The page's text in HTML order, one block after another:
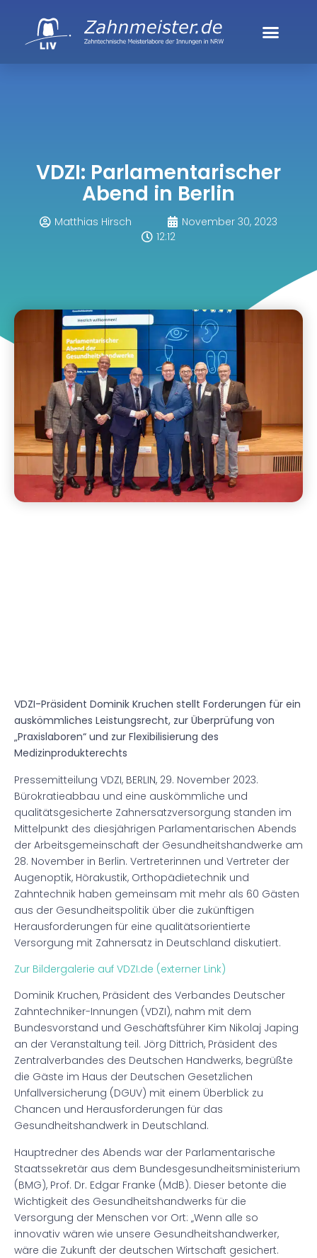
VDZI: Parlamentarischer
Abend in Berlin
Matthias Hirsch
November 30, 2023
12:12
VDZI-Präsident Dominik Kruchen stellt Forderungen für ein
auskömmliches Leistungsrecht, zur Überprüfung von
„Praxislaboren“ und zur Flexibilisierung des
Medizinprodukterechts
Pressemitteilung VDZI, BERLIN, 29. November 2023.
Bürokratieabbau und eine auskömmliche und
qualitätsgesicherte Zahnersatzversorgung standen im
Mittelpunkt des diesjährigen Parlamentarischen Abends
der Arbeitsgemeinschaft der Gesundheitshandwerke am
28. November in Berlin. Vertreterinnen und Vertreter der
Augenoptik, Hörakustik, Orthopädietechnik und
Zahntechnik haben gemeinsam mit mehr als 60 Gästen
aus der Gesundheitspolitik über die zukünftigen
Herausforderungen für eine qualitätsorientierte
Versorgung mit Zahnersatz in Deutschland diskutiert.
Zur Bildergalerie auf VDZI.de (externer Link)
Dominik Kruchen, Präsident des Verbandes Deutscher
Zahntechniker-Innungen (VDZI), nahm mit dem
Bundesvorstand und Geschäftsführer Kim Nikolaj Japing
an der Veranstaltung teil. Jörg Dittrich, Präsident des
Zentralverbandes des Deutschen Handwerks, begrüßte
die Gäste im Haus der Deutschen Gesetzlichen
Unfallversicherung (DGUV) mit einem Überblick zu
Chancen und Herausforderungen für das
Gesundheitshandwerk in Deutschland.
Hauptredner des Abends war der Parlamentarische
Staatssekretär aus dem Bundesgesundheitsministerium
(BMG), Prof. Dr. Edgar Franke (MdB). Dieser betonte die
Wichtigkeit des Gesundheitshandwerks für die
Versorgung der Menschen vor Ort: „Wenn alle so
innovativ wären wie unsere Gesundheitshandwerker,
wäre die Zukunft der deutschen Wirtschaft gesichert.